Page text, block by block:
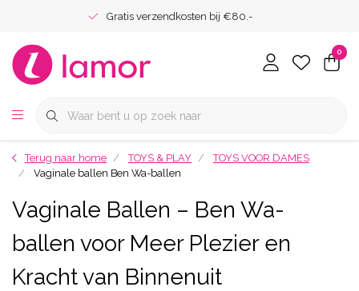
Gratis verzendkosten bij €80.-
0
Terug naar home TOYS & PLAY
TOYS VOOR DAMES
Vaginale ballen Ben Wa-ballen
Vaginale Ballen – Ben Wa-
ballen voor Meer Plezier en
Kracht van Binnenuit